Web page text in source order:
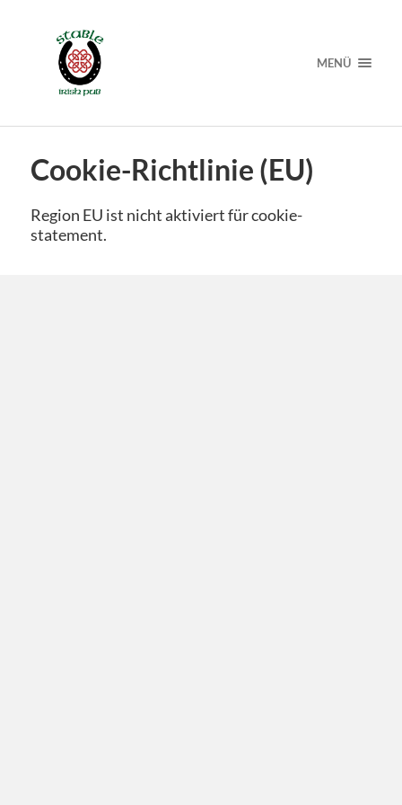
MENÜ
Cookie-Richtlinie (EU)
Region EU ist nicht aktiviert für cookie-
statement.